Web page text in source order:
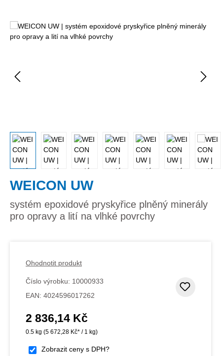
Přeskočit galerii obrázků
WEICON UW
systém epoxidové pryskyřice plněný minerály
pro opravy a lití na vlhké povrchy
Ohodnotit produkt
Číslo výrobku: 10000933
EAN: 4024596017262
Běžná cena:
2 836,14 Kč
0.5 kg (5 672,28 Kč* / 1 kg)
Zobrazit ceny s DPH?